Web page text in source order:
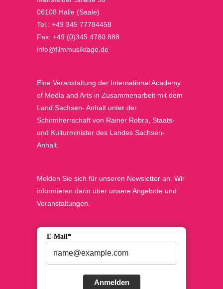
06108 Halle (Saale)
Tel.: +49 345 77784458
Fax: +49 (0)345 4780 888
info@filmmusiktage.de
Eine Veranstaltung der International Academy
of Media and Arts in Zusammenarbeit mit dem
Land Sachsen- Anhalt unter der
Schirmherrschaft von Rainer Robra, Staats-
und Kulturminister des Landes Sachsen-
Anhalt.
Melden Sie sich für unseren Newsletter an. Wir
informieren darin über unsere Angebote und
Veranstaltungen.
E-Mail*
Anmelden